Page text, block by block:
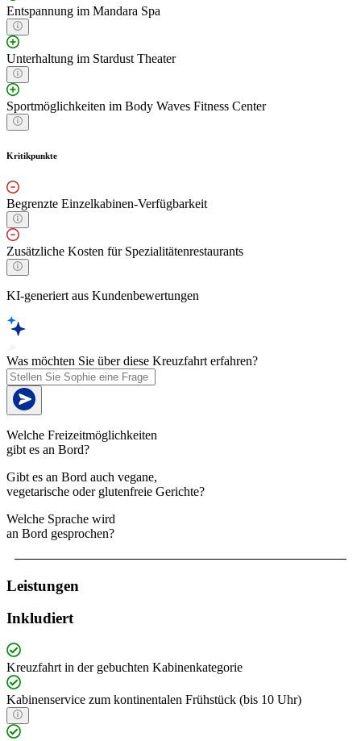
Entspannung im Mandara Spa
Unterhaltung im Stardust Theater
Sportmöglichkeiten im Body Waves Fitness Center
Kritikpunkte
Begrenzte Einzelkabinen-Verfügbarkeit
Zusätzliche Kosten für Spezialitätenrestaurants
KI-generiert aus Kundenbewertungen
Was möchten Sie über diese Kreuzfahrt erfahren?
Welche Freizeitmöglichkeiten
gibt es an Bord?
Gibt es an Bord auch vegane,
vegetarische oder glutenfreie Gerichte?
Welche Sprache wird
an Bord gesprochen?
Leistungen
Inkludiert
Kreuzfahrt in der gebuchten Kabinenkategorie
Kabinenservice zum kontinentalen Frühstück (bis 10 Uhr)